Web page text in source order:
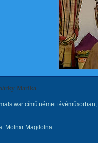
Marika
war című német
Molnár Magdolna